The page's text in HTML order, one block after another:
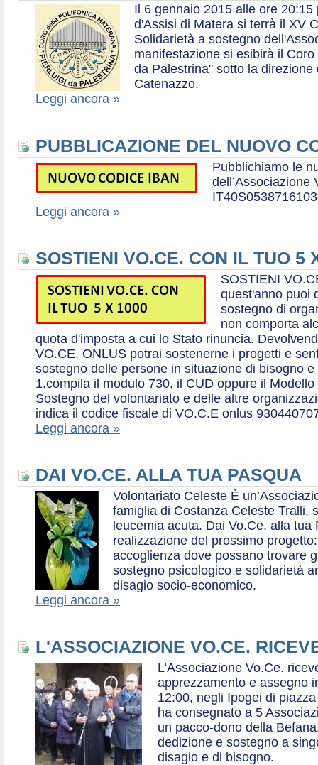
Il 6 gennaio 2015 alle ore
d'Assisi di Matera si terrà il XV
Solidarietà a sostegno
manifestazione si esibirà il
da Palestrina" sotto la
Catenazzo.
Leggi ancora »
PUBBLICAZIONE DEL NUOVO
Pubblichiamo le
dell’Associazione
Leggi ancora »
SOSTIENI VO.CE. CON IL TUO 5
SOSTIENI
quest'anno puoi
sostegno di
non comporta
quota d'imposta a cui lo Stato rinuncia.
VO.CE. ONLUS potrai sostenerne i progetti e
sostegno delle persone in situazione di bisogno
1.compila il modulo 730, il CUD oppure il
Sostegno del volontariato e delle altre
indica il codice fiscale di VO.C.E onlus
Leggi ancora »
DAI VO.CE. ALLA TUA PASQUA
Volontariato Celeste È
famiglia di Costanza Celeste Tralli,
leucemia acuta. Dai Vo.Ce. alla tua
realizzazione del prossimo
accoglienza dove possano trovare
sostegno psicologico e solidarietà
disagio socio-economico.
Leggi ancora »
L'ASSOCIAZIONE VO.CE.
L’Associazione Vo.Ce.
apprezzamento e assegno
12:00, negli Ipogei di
ha consegnato a 5
un pacco-dono della
dedizione e sostegno a
disagio e di bisogno.